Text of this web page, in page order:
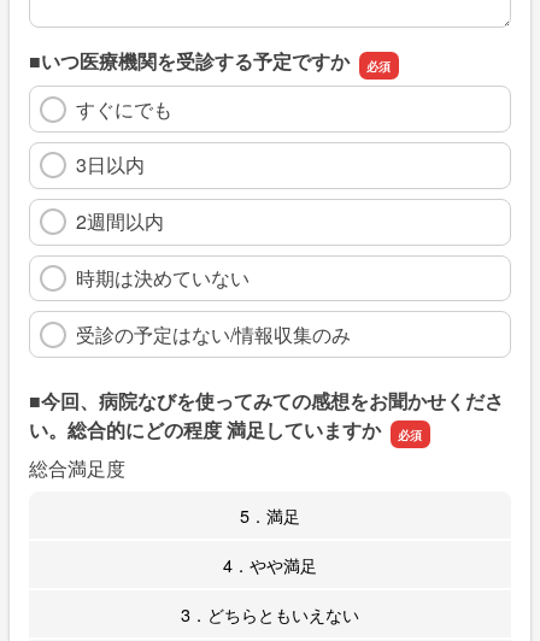
■いつ医療機関を受診する予定ですか
すぐにでも
3日以内
2週間以内
時期は決めていない
受診の予定はない/情報収集のみ
■今回、病院なびを使ってみての感想をお聞かせくださ
い。総合的にどの程度 満足していますか
総合満足度
5．満足
4．やや満足
3．どちらともいえない